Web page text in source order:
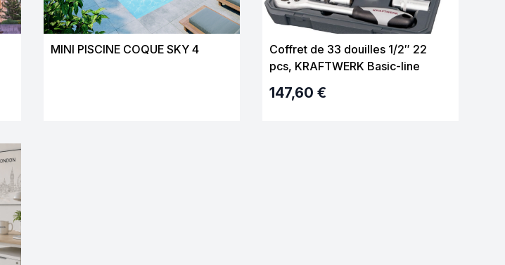
MINI PISCINE COQUE SKY 4
Coffret de 33 douilles 1/2″ 22
pcs, KRAFTWERK Basic-line
147,60 €